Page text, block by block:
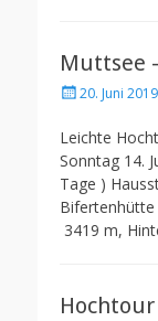
Muttsee
Posted20. Juni 2019
Leichte
Sonntag 14.
Tage )
3419 m,